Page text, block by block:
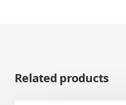
Related products